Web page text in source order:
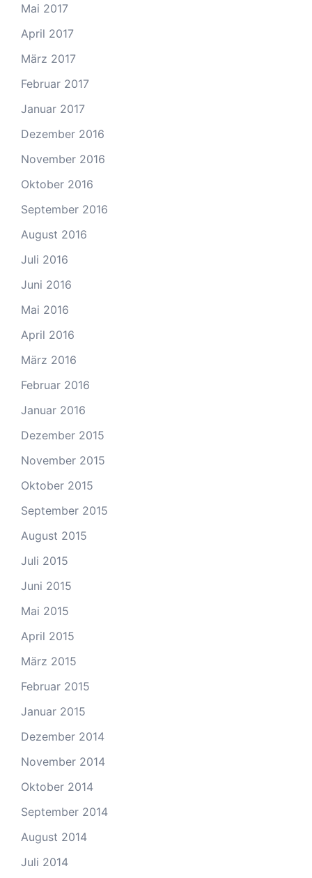
Mai 2017
April 2017
März 2017
Februar 2017
Januar 2017
Dezember 2016
November 2016
Oktober 2016
September 2016
August 2016
Juli 2016
Juni 2016
Mai 2016
April 2016
März 2016
Februar 2016
Januar 2016
Dezember 2015
November 2015
Oktober 2015
September 2015
August 2015
Juli 2015
Juni 2015
Mai 2015
April 2015
März 2015
Februar 2015
Januar 2015
Dezember 2014
November 2014
Oktober 2014
September 2014
August 2014
Juli 2014